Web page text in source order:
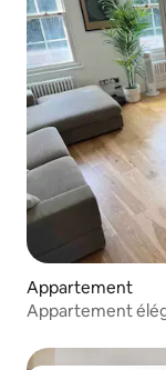
Appartement
Appartement